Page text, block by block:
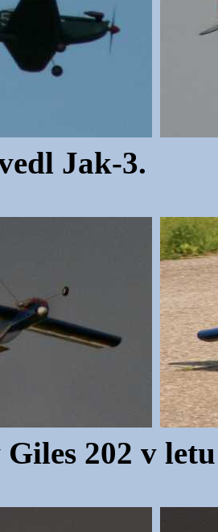
Jak-3.
202 v